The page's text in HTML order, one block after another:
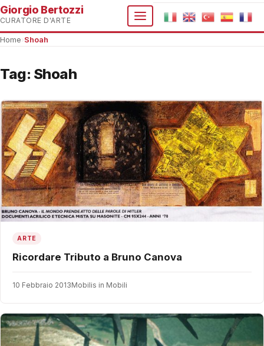
Giorgio Bertozzi
CURATORE D'ARTE
Home Shoah
Tag: Shoah
ARTE
Ricordare Tributo a Bruno Canova
10 Febbraio 2013Mobilis in Mobili